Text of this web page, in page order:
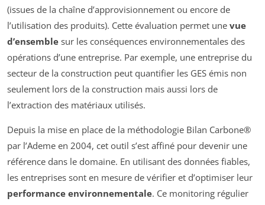
(issues de la chaîne d’approvisionnement ou encore de
l’utilisation des produits). Cette évaluation permet une vue
d’ensemble sur les conséquences environnementales des
opérations d’une entreprise. Par exemple, une entreprise du
secteur de la construction peut quantifier les GES émis non
seulement lors de la construction mais aussi lors de
l’extraction des matériaux utilisés.
Depuis la mise en place de la méthodologie Bilan Carbone®
par l’Ademe en 2004, cet outil s’est affiné pour devenir une
référence dans le domaine. En utilisant des données fiables,
les entreprises sont en mesure de vérifier et d’optimiser leur
performance environnementale. Ce monitoring régulier